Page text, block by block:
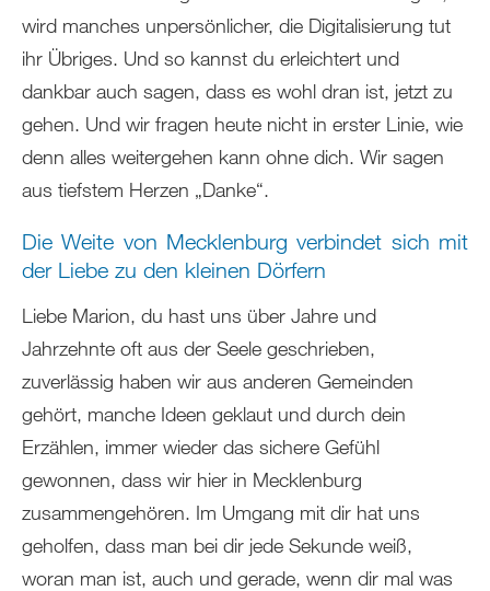
wird manches unpersönlicher, die Digitalisierung tut
ihr Übriges. Und so kannst du erleichtert und
dankbar auch sagen, dass es wohl dran ist, jetzt zu
gehen. Und wir fragen heute nicht in erster Linie, wie
denn alles weitergehen kann ohne dich. Wir sagen
aus tiefstem Herzen „Danke“.
Die Weite von Mecklenburg verbindet sich mit
der Liebe zu den kleinen Dörfern
Liebe Marion, du hast uns über Jahre und
Jahrzehnte oft aus der Seele geschrieben,
zuverlässig haben wir aus anderen Gemeinden
gehört, manche Ideen geklaut und durch dein
Erzählen, immer wieder das sichere Gefühl
gewonnen, dass wir hier in Mecklenburg
zusammengehören. Im Umgang mit dir hat uns
geholfen, dass man bei dir jede Sekunde weiß,
woran man ist, auch und gerade, wenn dir mal was